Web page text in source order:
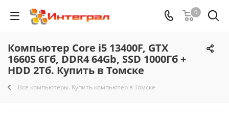
0
Компьютер Core i5 13400F, GTX
1660S 6Гб, DDR4 64Gb, SSD 1000Гб +
HDD 2Тб. Купить в Томске
Все компьютеры. Купить компьютер в Томске